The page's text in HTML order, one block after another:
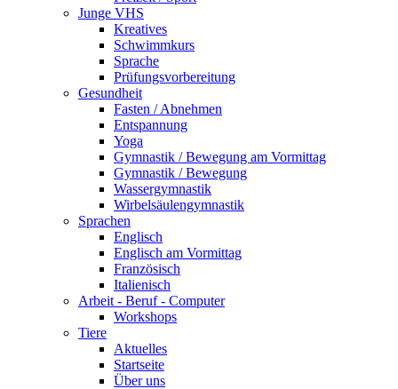
Junge VHS
Kreatives
Schwimmkurs
Sprache
Prüfungsvorbereitung
Gesundheit
Fasten / Abnehmen
Entspannung
Yoga
Gymnastik / Bewegung am Vormittag
Gymnastik / Bewegung
Wassergymnastik
Wirbelsäulengymnastik
Sprachen
Englisch
Englisch am Vormittag
Französisch
Italienisch
Arbeit - Beruf - Computer
Workshops
Tiere
Aktuelles
Startseite
Über uns